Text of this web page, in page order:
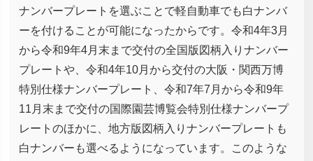
ナンバープレートを選ぶことで軽自動車でも白ナンバ
ーを付けることが可能になったからです。令和4年3月
から令和9年4月末まで交付の全国版図柄入りナンバー
プレートや、令和4年10月から交付の大阪・関西万博
特別仕様ナンバープレート、令和7年7月から令和9年
11月末まで交付の国際園芸博覧会特別仕様ナンバープ
レートのほかに、地方版図柄入りナンバープレートも
白ナンバーも選べるようになっています。このような